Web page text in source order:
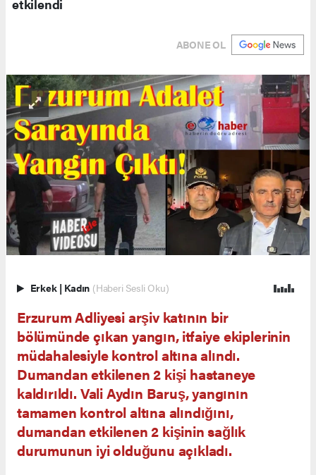
etkilendi
ABONE OL
Erkek | Kadın (Haberi Sesli Oku)
Erzurum Adliyesi arşiv katının bir
bölümünde çıkan yangın, itfaiye ekiplerinin
müdahalesiyle kontrol altına alındı.
Dumandan etkilenen 2 kişi hastaneye
kaldırıldı. Vali Aydın Baruş, yangının
tamamen kontrol altına alındığını,
dumandan etkilenen 2 kişinin sağlık
durumunun iyi olduğunu açıkladı.